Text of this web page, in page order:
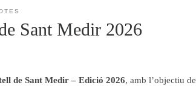
Sant Medir 2026
de Sant Medir – Edició 2026, amb l’objectiu